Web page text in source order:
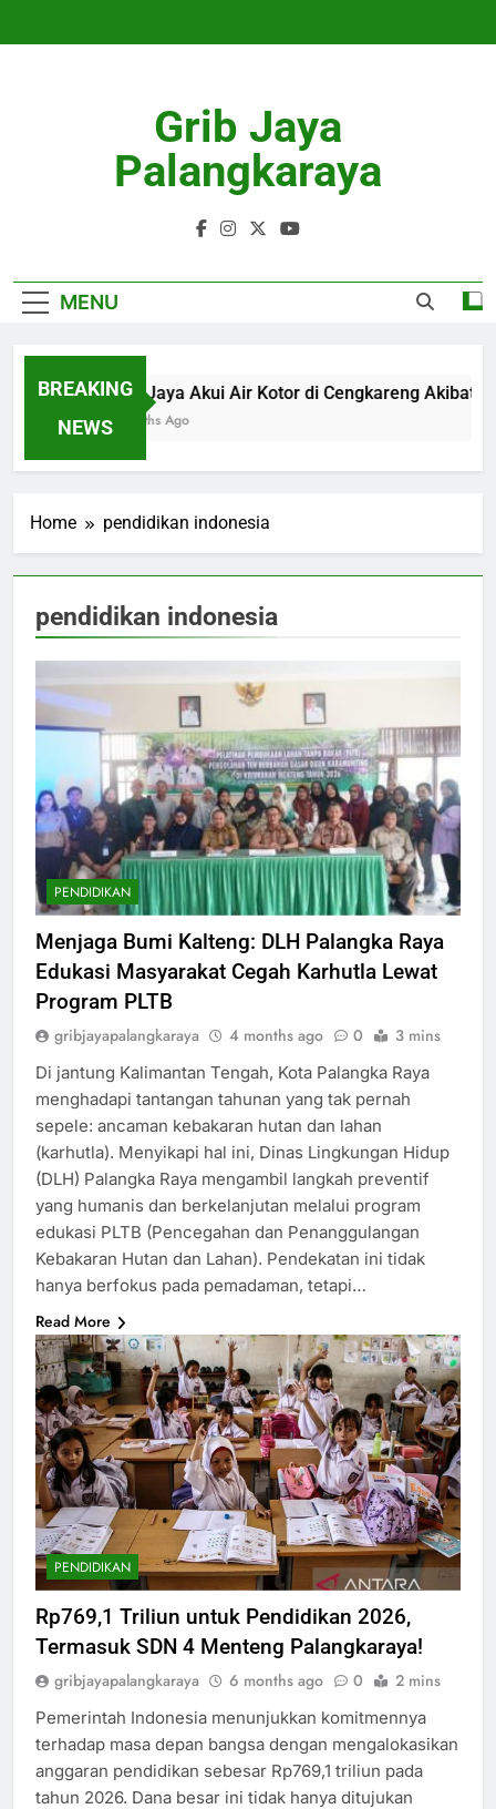
Grib Jaya
Palangkaraya
MENU
BREAKING
NEWS
PAM Jaya Akui Air Kotor di Cengkareng Akibat
4 Months Ago
Home pendidikan indonesia
pendidikan indonesia
PENDIDIKAN
Menjaga Bumi Kalteng: DLH Palangka Raya
Edukasi Masyarakat Cegah Karhutla Lewat
Program PLTB
gribjayapalangkaraya 4 months ago 0 3 mins
Di jantung Kalimantan Tengah, Kota Palangka Raya
menghadapi tantangan tahunan yang tak pernah
sepele: ancaman kebakaran hutan dan lahan
(karhutla). Menyikapi hal ini, Dinas Lingkungan Hidup
(DLH) Palangka Raya mengambil langkah preventif
yang humanis dan berkelanjutan melalui program
edukasi PLTB (Pencegahan dan Penanggulangan
Kebakaran Hutan dan Lahan). Pendekatan ini tidak
hanya berfokus pada pemadaman, tetapi…
Read More
PENDIDIKAN
Rp769,1 Triliun untuk Pendidikan 2026,
Termasuk SDN 4 Menteng Palangkaraya!
gribjayapalangkaraya 6 months ago 0 2 mins
Pemerintah Indonesia menunjukkan komitmennya
terhadap masa depan bangsa dengan mengalokasikan
anggaran pendidikan sebesar Rp769,1 triliun pada
tahun 2026. Dana besar ini tidak hanya ditujukan